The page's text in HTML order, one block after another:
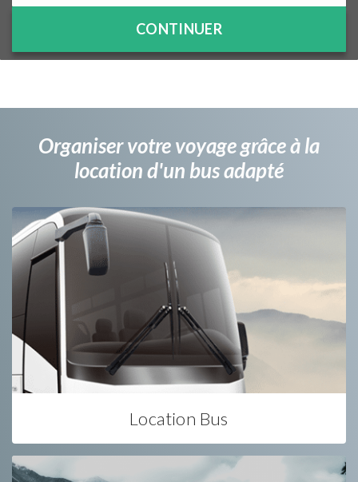
CONTINUER
Organiser votre voyage grâce à la
location d'un bus adapté
Location Bus